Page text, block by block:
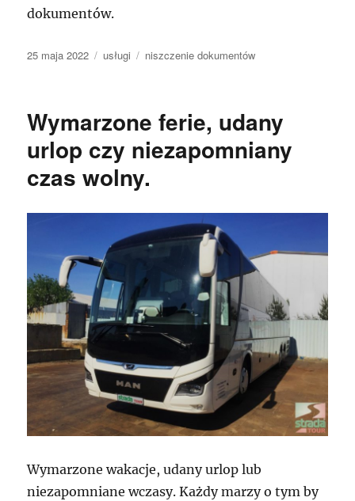
dokumentów.
Data
25 maja 2022 Kategorie
usługi Tagi
niszczenie dokumentów
Wymarzone ferie, udany
urlop czy niezapomniany
czas wolny.
Wymarzone wakacje, udany urlop lub
niezapomniane wczasy. Każdy marzy o tym by